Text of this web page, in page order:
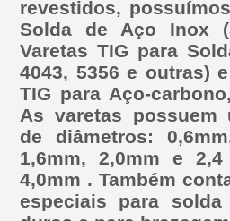
revestidos,
Solda de Aço Inox
Varetas TIG para
4043, 5356 e outras)
TIG para Aço-
As varetas possuem
de diâmetros:
1,6mm, 2,0mm e 2,4
4,0mm . Também
especiais para